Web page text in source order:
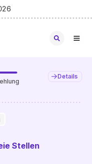
Details
Stellen